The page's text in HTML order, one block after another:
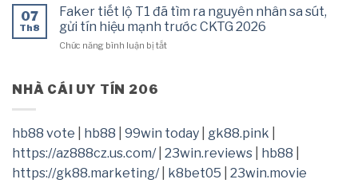
lớn
Tuyến
Uy
Hàng
tiếp
bóng
chuyền
Việt
nay
07
Th8
Faker tiết lộ T1 đã tìm ra nguyên nhân sa sút,
gửi tín hiệu mạnh trước CKTG 2026
Chức năng bình luận bị tắtở
tìm
ra
nguyên
nhân
sa
NHÀ CÁI UY TÍN 206
hb88 vote hb88 99win today gk88.pink
https://az888cz.us.com/| 23win.reviews hb88
https://gk88.marketing/| k8bet05 23win.movie